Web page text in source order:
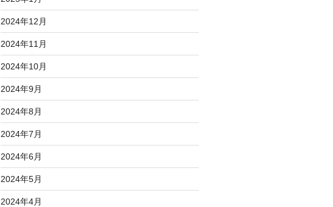
2024年12月
2024年11月
2024年10月
2024年9月
2024年8月
2024年7月
2024年6月
2024年5月
2024年4月